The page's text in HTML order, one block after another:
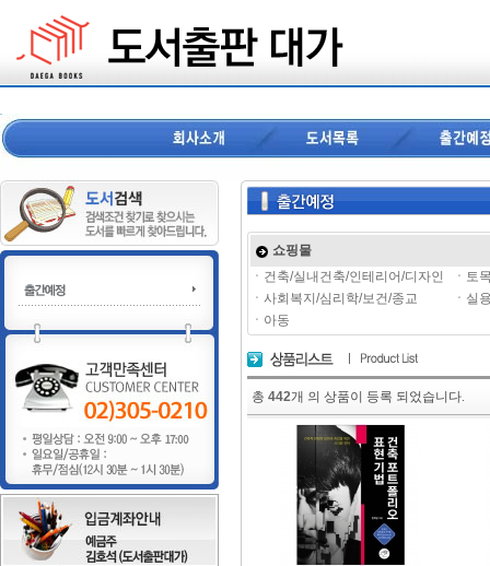
쇼핑물
ㆍ 건축/실내건축/인테리어/디자인 ㆍ 토
ㆍ 사회복지/심리학/보건/종교 ㆍ 실
ㆍ 아동
총 442개 의 상품이 등록 되었습니다.